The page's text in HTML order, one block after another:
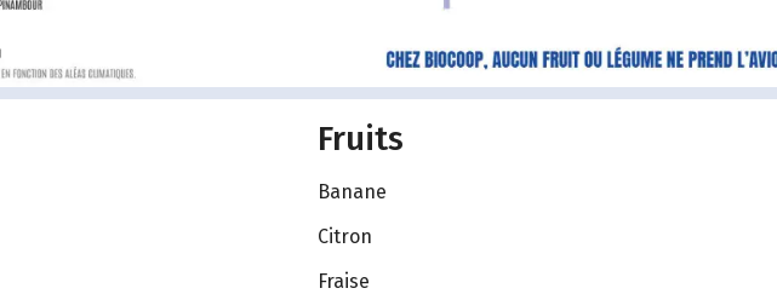
Fruits
Banane
Citron
Fraise